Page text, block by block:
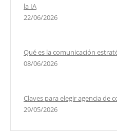
la IA
22/06/2026
Qué es la comunicación
08/06/2026
Claves para elegir agencia de
29/05/2026